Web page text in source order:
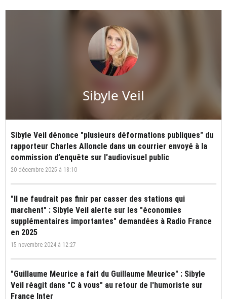
Sibyle Veil
Sibyle Veil dénonce "plusieurs déformations publiques" du
rapporteur Charles Alloncle dans un courrier envoyé à la
commission d’enquête sur l'audiovisuel public
20 décembre 2025 à 18:10
"Il ne faudrait pas finir par casser des stations qui
marchent" : Sibyle Veil alerte sur les "économies
supplémentaires importantes" demandées à Radio France
en 2025
15 novembre 2024 à 12:27
"Guillaume Meurice a fait du Guillaume Meurice" : Sibyle
Veil réagit dans "C à vous" au retour de l'humoriste sur
France Inter